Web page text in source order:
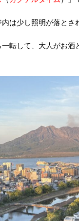
は少し照明が落とさ
転して、大人がお